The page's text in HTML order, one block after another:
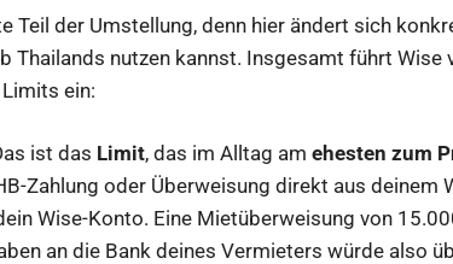
Teil der Umstellung, denn hier ändert sich
Thailands nutzen kannst. Insgesamt führt Wise
ein:
ist das Limit, das im Alltag amehesten zum
Zahlung oder Überweisung direkt aus deinem
Wise-Konto. Eine Mietüberweisung von
an die Bank deines Vermieters würde also